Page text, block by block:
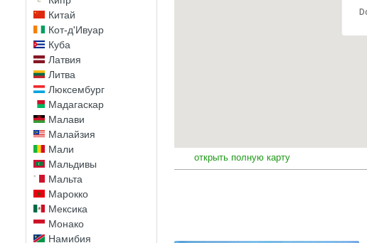
Китай
Кот-д'Ивуар
Куба
Латвия
Литва
Люксембург
Мадагаскар
Малави
Малайзия
Мали
Мальдивы
Мальта
Марокко
Мексика
Монако
Намибия
открыть полную карту